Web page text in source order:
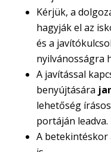
Kérjük, a
hagyják el az
és a
nyilvánosságra
A javítással
benyújtására
lehetőség
portáján leadva.
A betekintéskor